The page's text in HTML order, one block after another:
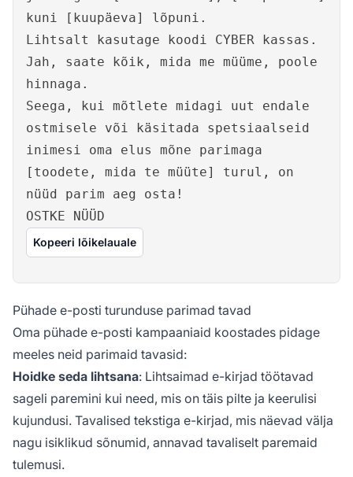
kuni [kuupäeva] lõpuni.
Lihtsalt kasutage koodi CYBER kassas.
Jah, saate kõik, mida me müüme, poole
hinnaga.
Seega, kui mõtlete midagi uut endale
ostmisele või käsitada spetsiaalseid
inimesi oma elus mõne parimaga
[toodete, mida te müüte] turul, on
nüüd parim aeg osta!
OSTKE NÜÜD
Kopeeri lõikelauale
Pühade e-posti turunduse parimad tavad
Oma pühade e-posti kampaaniaid koostades pidage
meeles neid parimaid tavasid:
Hoidke seda lihtsana: Lihtsaimad e-kirjad töötavad
sageli paremini kui need, mis on täis pilte ja keerulisi
kujundusi. Tavalised tekstiga e-kirjad, mis näevad välja
nagu isiklikud sõnumid, annavad tavaliselt paremaid
tulemusi.